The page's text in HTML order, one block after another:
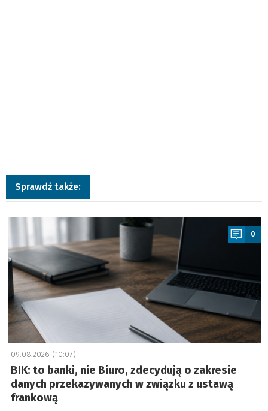
Sprawdź także:
a
0
09.08.2026 (10:07)
BIK: to banki, nie Biuro, zdecydują o zakresie
danych przekazywanych w związku z ustawą
frankową